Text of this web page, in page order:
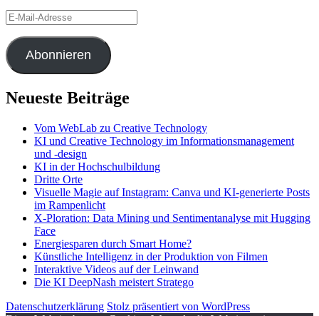
E-
Mail-
Adresse
Abonnieren
Neueste Beiträge
Vom WebLab zu Creative Technology
KI und Creative Technology im Informationsmanagement
und -design
KI in der Hochschulbildung
Dritte Orte
Visuelle Magie auf Instagram: Canva und KI-generierte Posts
im Rampenlicht
X-Ploration: Data Mining und Sentimentanalyse mit Hugging
Face
Energiesparen durch Smart Home?
Künstliche Intelligenz in der Produktion von Filmen
Interaktive Videos auf der Leinwand
Die KI DeepNash meistert Stratego
Datenschutzerklärung Stolz präsentiert von WordPress